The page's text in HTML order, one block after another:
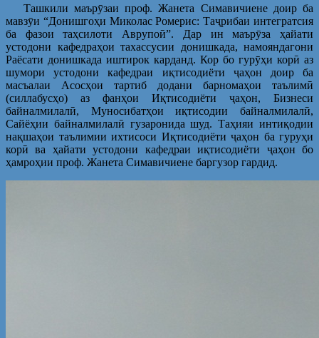
Ташкили маърӯзаи проф. Жанета Симавичиене доир ба
мавзӯи “Донишгоҳи Миколас Ромерис: Таҷрибаи интегратсия
ба фазои таҳсилоти Аврупоӣ”. Дар ин маърӯза ҳайати
устодони кафедраҳои тахассусии донишкада, намояндагони
Раёсати донишкада иштирок карданд. Кор бо гурӯҳи корӣ аз
шумори устодони кафедраи иқтисодиёти ҷаҳон доир ба
масъалаи Асосҳои тартиб додани барномаҳои таълимӣ
(силлабусҳо) аз фанҳои Иқтисодиёти ҷаҳон, Бизнеси
байналмилалӣ, Муносибатҳои иқтисодии байналмилалӣ,
Сайёҳии байналмилалӣ гузаронида шуд. Таҳияи интиқодии
нақшаҳои таълимии ихтисоси Иқтисодиёти ҷаҳон ба гуруҳи
корӣ ва ҳайати устодони кафедраи иқтисодиёти ҷаҳон бо
ҳамроҳии проф. Жанета Симавичиене баргузор гардид.